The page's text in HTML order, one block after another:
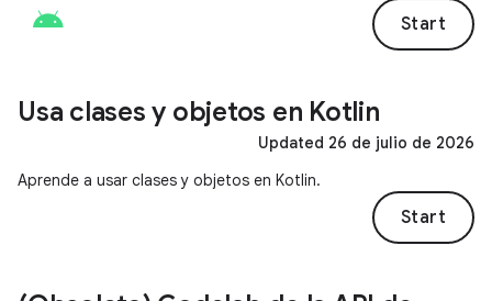
Start
Usa clases y objetos en Kotlin
Updated 26 de julio de 2026
Aprende a usar clases y objetos en Kotlin.
Start